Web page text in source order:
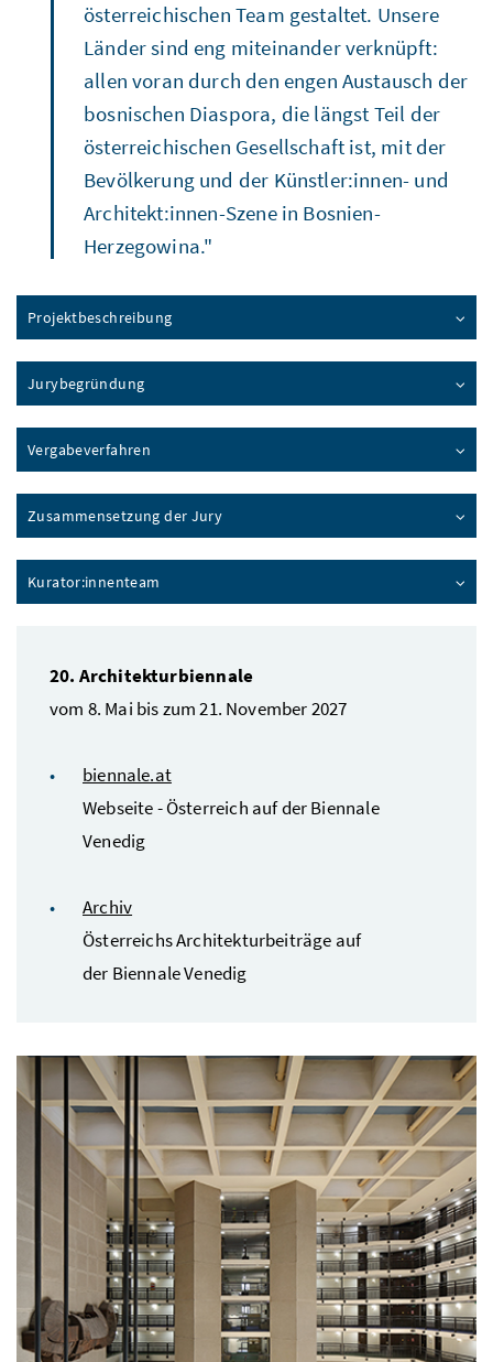
österreichischen Team gestaltet. Unsere
Länder sind eng miteinander verknüpft:
allen voran durch den engen Austausch der
bosnischen Diaspora, die längst Teil der
österreichischen Gesellschaft ist, mit der
Bevölkerung und der Künstler:innen- und
Architekt:innen-Szene in Bosnien-
Herzegowina."
Projektbeschreibung
Jurybegründung
Vergabeverfahren
Zusammensetzung der Jury
Kurator:innenteam
20. Architekturbiennale
vom 8. Mai bis zum 21. November 2027
biennale.at
Webseite - Österreich auf der Biennale
Venedig
Archiv
Österreichs Architekturbeiträge auf
der Biennale Venedig